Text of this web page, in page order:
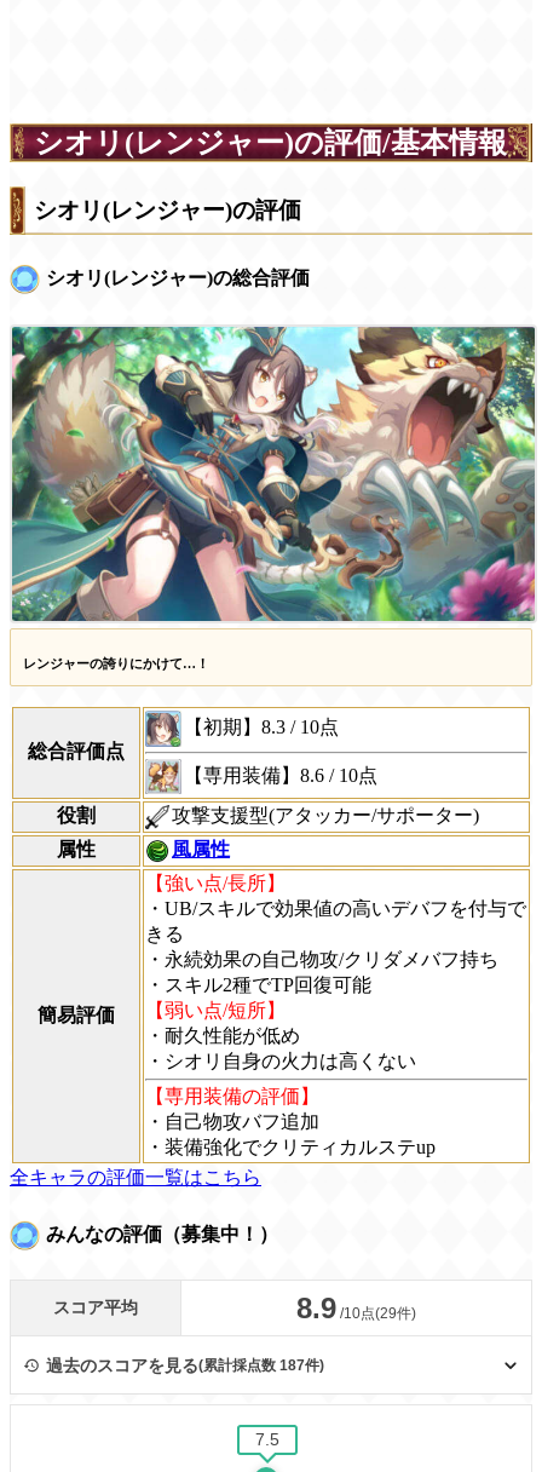
シオリ(レンジャー)の評価/基本情報
シオリ(レンジャー)の評価
シオリ(レンジャー)の総合評価
レンジャーの誇りにかけて…！
総合評価点
【初期】 8.3 / 10点
【専用装備】 8.6 / 10点
役割
攻撃支援型(アタッカー/サポーター)
属性
風属性
簡易評価
【強い点/長所】
・UB/スキルで効果値の高いデバフを付与で
きる
・永続効果の自己物攻/クリダメバフ持ち
・スキル2種でTP回復可能
【弱い点/短所】
・耐久性能が低め
・シオリ自身の火力は高くない
【専用装備の評価】
・自己物攻バフ追加
・装備強化でクリティカルステup
全キャラの評価一覧はこちら
みんなの評価（募集中！）